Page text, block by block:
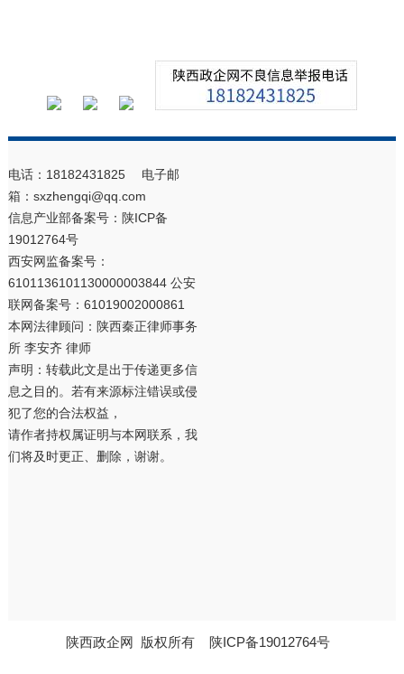
电话：18182431825 电子邮
箱：sxzhengqi@qq.com
信息产业部备案号： 陕ICP备
19012764号
西安网监备案号：
6101136101130000003844 公安
联网备案号：61019002000861
本网法律顾问：陕西秦正律师事务
所 李安齐 律师
声明：转载此文是出于传递更多信
息之目的。若有来源标注错误或侵
犯了您的合法权益，
请作者持权属证明与本网联系，我
们将及时更正、删除，谢谢。
陕西政企网 版权所有 陕ICP备19012764号